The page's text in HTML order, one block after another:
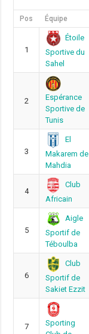
Pos Équipe
1
Étoile
Sportive du
Sahel
2
Espérance
Sportive de
Tunis
3
El
Makarem de
Mahdia
4
Club
Africain
5
Aigle
Sportif de
Téboulba
6
Club
Sportif de
Sakiet Ezzit
7
Sporting